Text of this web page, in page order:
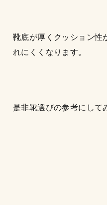
靴底が厚くクッション性
れにくくなります。
是非靴選びの参考にして